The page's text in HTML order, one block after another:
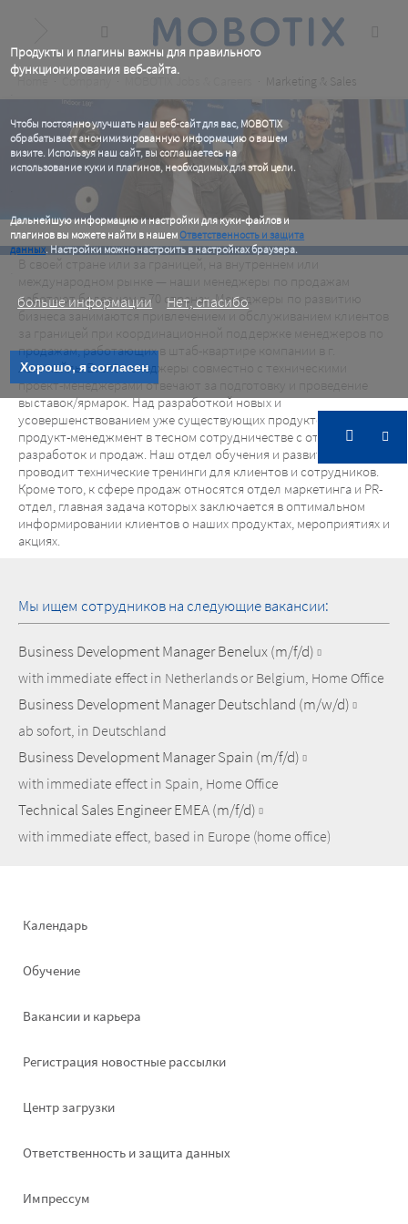
Продукты и плагины важны для правильного
функционирования веб-сайта.
Чтобы постоянно улучшать наш веб-сайт для вас, MOBOTIX
обрабатывает анонимизированную информацию о вашем
визите. Используя наш сайт, вы соглашаетесь на
использование куки и плагинов, необходимых для этой цели.
Дальнейшую информацию и настройки для куки-файлов и
плагинов вы можете найти в нашемОтветственность и защита
данных. Настройки можно настроить в настройках браузера.
больше информации
Нет, спасибо
Хорошо, я согласен
content
Home Company Marketing & Sales
Marketing & Sales
Marketing & Sales
В своей стране или за границей, на внутреннем или
международном рынке — наши менеджеры по продажам
работают более чем в 70 странах. Менеджеры по развитию
бизнеса занимаются привлечением и обслуживанием клиентов
за границей при координационной поддержке менеджеров по
продажам, работающих в штаб-квартире компании в г.
Лангмайль. Event-менеджеры совместно с техническими
проект-менеджерами отвечают за подготовку и проведение
выставок/ярмарок. Над разработкой новых и
усовершенствованием уже существующих продуктов работает
продукт-менеджмент в тесном сотрудничестве с отделами
разработок и продаж. Наш отдел обучения и развития
проводит технические тренинги для клиентов и сотрудников.
Кроме того, к сфере продаж относятся отдел маркетинга и PR-
отдел, главная задача которых заключается в оптимальном
информировании клиентов о наших продуктах, мероприятиях и
акциях.
Мы ищем сотрудников на следующие вакансии:
Business Development Manager Benelux (m/f/d)
with immediate effect in Netherlands or Belgium, Home Office
Business Development Manager Deutschland (m/w/d)
ab sofort, in Deutschland
Business Development Manager Spain (m/f/d)
with immediate effect in Spain, Home Office
Technical Sales Engineer EMEA (m/f/d)
with immediate effect, based in Europe (home office)
Footer
Календарь
Обучение
Вакансии и карьера
Pегистрация новостные рассылки
Footer
Центр загрузки
Ответственность и защита данных
Импрессум